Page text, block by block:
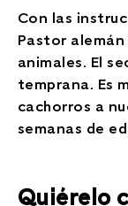
Con las
Pastor
animales. El
temprana. Es
cachorros a
semanas de
Quiérelo